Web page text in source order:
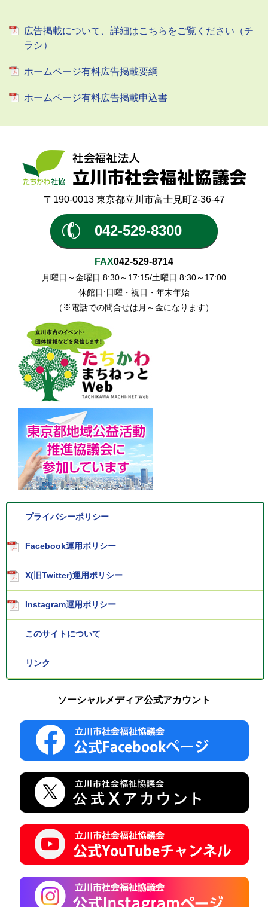
広告掲載について、詳細はこちらをご覧ください（チ
ラシ）
ホームページ有料広告掲載要綱
ホームページ有料広告掲載申込書
〒190-0013 東京都立川市富士見町2-36-47
042-529-8300
FAX042-529-8714
月曜日～金曜日 8:30～17:15/土曜日 8:30～17:00
休館日:日曜・祝日・年末年始
（※電話での問合せは月～金になります）
プライバシーポリシー
Facebook運用ポリシー
X(旧Twitter)運用ポリシー
Instagram運用ポリシー
このサイトについて
リンク
ソーシャルメディア公式アカウント